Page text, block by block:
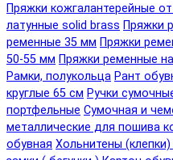
Пряжки кожгалантерейные
латунные solid brass Пряжки
ременные 35 мм Пряжки
50-55 мм Пряжки ременные
Рамки, полукольца Рант
круглые 65 см Ручки
портфельные Сумочная и
металлические для пошива
обувная Хольнитены